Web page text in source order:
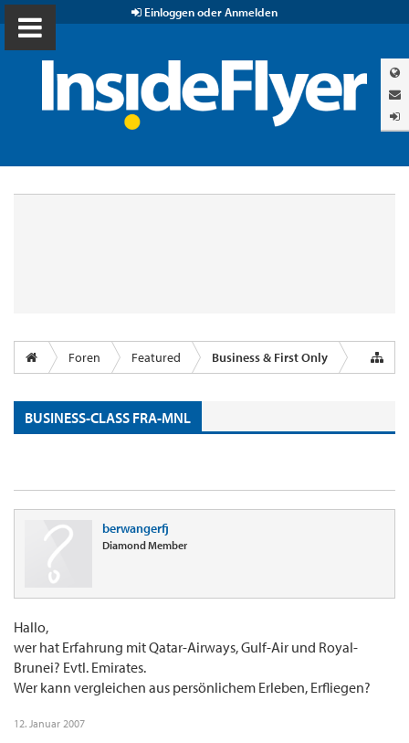
Einloggen oder Anmelden
Foren Featured Business & First Only
BUSINESS-CLASS FRA-MNL
berwangerfj
Diamond Member
Hallo,
wer hat Erfahrung mit Qatar-Airways, Gulf-Air und Royal-
Brunei? Evtl. Emirates.
Wer kann vergleichen aus persönlichem Erleben, Erfliegen?
12. Januar 2007